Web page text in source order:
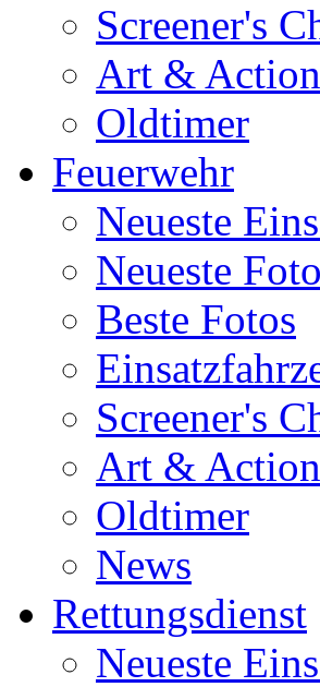
Screener's
Art &
Oldtimer
Feuerwehr
Neueste
Neueste
Beste Fotos
Screener's
Art &
Oldtimer
News
Rettungsdienst
Neueste